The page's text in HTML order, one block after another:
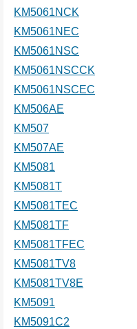
KM5061NCK
KM5061NEC
KM5061NSC
KM5061NSCCK
KM5061NSCEC
KM506AE
KM507
KM507AE
KM5081
KM5081T
KM5081TEC
KM5081TF
KM5081TFEC
KM5081TV8
KM5081TV8E
KM5091
KM5091C2